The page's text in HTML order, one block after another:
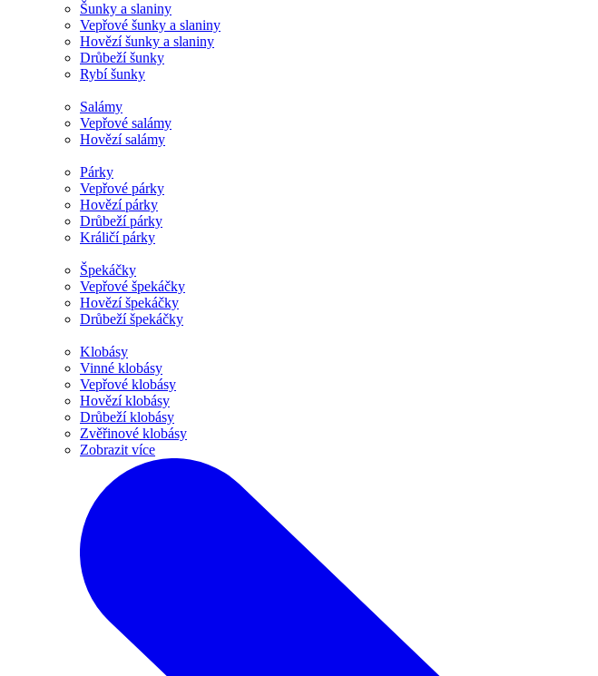
Šunky a slaniny
Vepřové šunky a slaniny
Hovězí šunky a slaniny
Drůbeží šunky
Rybí šunky
Salámy
Vepřové salámy
Hovězí salámy
Párky
Vepřové párky
Hovězí párky
Drůbeží párky
Králičí párky
Špekáčky
Vepřové špekáčky
Hovězí špekáčky
Drůbeží špekáčky
Klobásy
Vinné klobásy
Vepřové klobásy
Hovězí klobásy
Drůbeží klobásy
Zvěřinové klobásy
Zobrazit více